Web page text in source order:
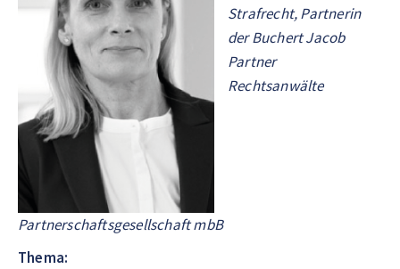
Strafrecht, Partnerin
der Buchert Jacob
Partner
Rechtsanwälte
Partnerschaftsgesellschaft mbB
Thema: